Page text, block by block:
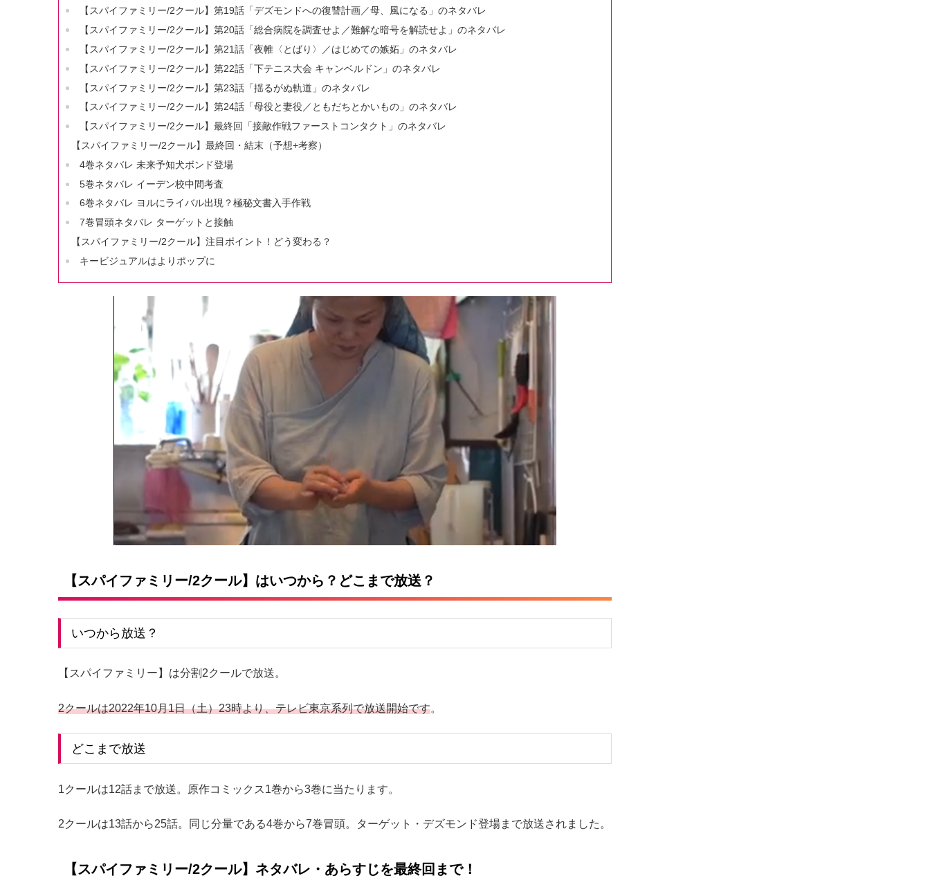
【スパイファミリー/2クール】第19話「デズモンドへの復讐計画／母、風になる」のネタバレ
【スパイファミリー/2クール】第20話「総合病院を調査せよ／難解な暗号を解読せよ」のネタバレ
【スパイファミリー/2クール】第21話「夜帷〈とばり〉／はじめての嫉妬」のネタバレ
【スパイファミリー/2クール】第22話「下テニス大会 キャンベルドン」のネタバレ
【スパイファミリー/2クール】第23話「揺るがぬ軌道」のネタバレ
【スパイファミリー/2クール】第24話「母役と妻役／ともだちとかいもの」のネタバレ
【スパイファミリー/2クール】最終回「接敵作戦ファーストコンタクト」のネタバレ
【スパイファミリー/2クール】最終回・結末（予想+考察）
4巻ネタバレ 未来予知犬ボンド登場
5巻ネタバレ イーデン校中間考査
6巻ネタバレ ヨルにライバル出現？極秘文書入手作戦
7巻冒頭ネタバレ ターゲットと接触
【スパイファミリー/2クール】注目ポイント！どう変わる？
キービジュアルはよりポップに
【スパイファミリー/2クール】はいつから？どこまで放送？
いつから放送？
【スパイファミリー】は分割2クールで放送。
2クールは2022年10月1日（土）23時より、テレビ東京系列で放送開始です。
どこまで放送
1クールは12話まで放送。原作コミックス1巻から3巻に当たります。
2クールは13話から25話。同じ分量である4巻から7巻冒頭。ターゲット・デズモンド登場まで放送されました。
【スパイファミリー/2クール】ネタバレ・あらすじを最終回まで！